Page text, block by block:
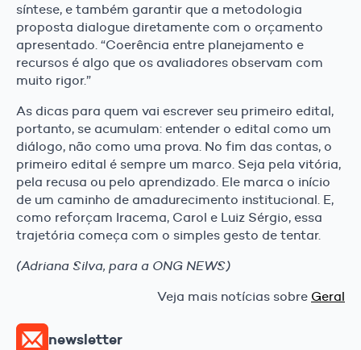
síntese, e também garantir que a metodologia
proposta dialogue diretamente com o orçamento
apresentado. “Coerência entre planejamento e
recursos é algo que os avaliadores observam com
muito rigor.”
As dicas para quem vai escrever seu primeiro edital,
portanto, se acumulam: entender o edital como um
diálogo, não como uma prova. No fim das contas, o
primeiro edital é sempre um marco. Seja pela vitória,
pela recusa ou pelo aprendizado. Ele marca o início
de um caminho de amadurecimento institucional. E,
como reforçam Iracema, Carol e Luiz Sérgio, essa
trajetória começa com o simples gesto de tentar.
(Adriana Silva, para a ONG NEWS)
Veja mais notícias sobre Geral
newsletter